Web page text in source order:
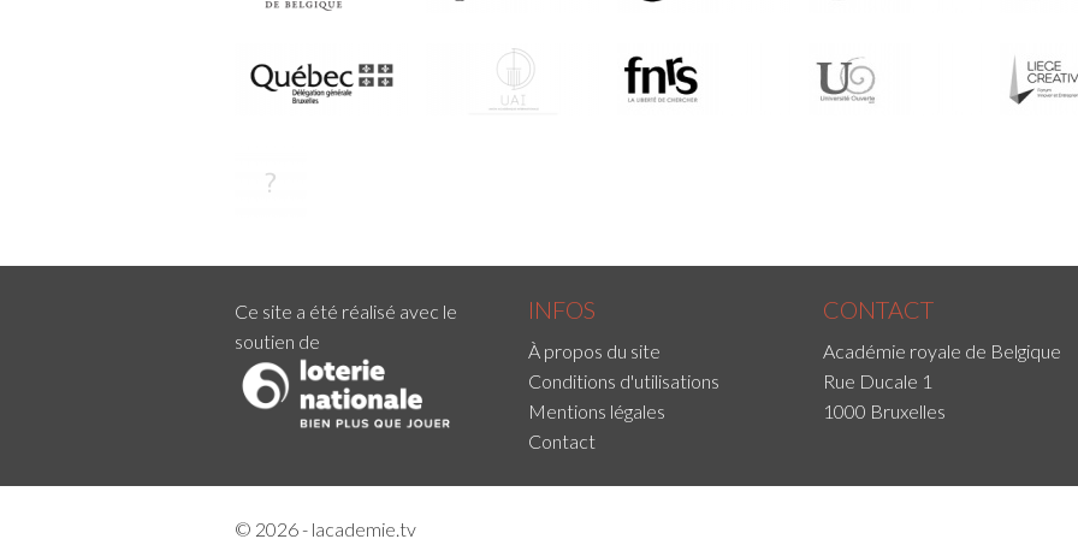
Ce site a été réalisé avec le
soutien de
INFOS
À propos du site
Conditions d'utilisations
Mentions légales
Contact
CONTACT
Académie royale de Belgique
Rue Ducale 1
1000 Bruxelles
© 2026 - lacademie.tv